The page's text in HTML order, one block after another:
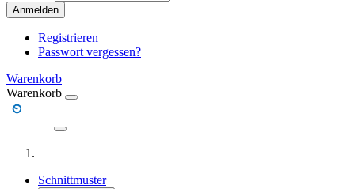
Anmelden
Registrieren
Passwort vergessen?
Warenkorb
Warenkorb
Schnittmuster